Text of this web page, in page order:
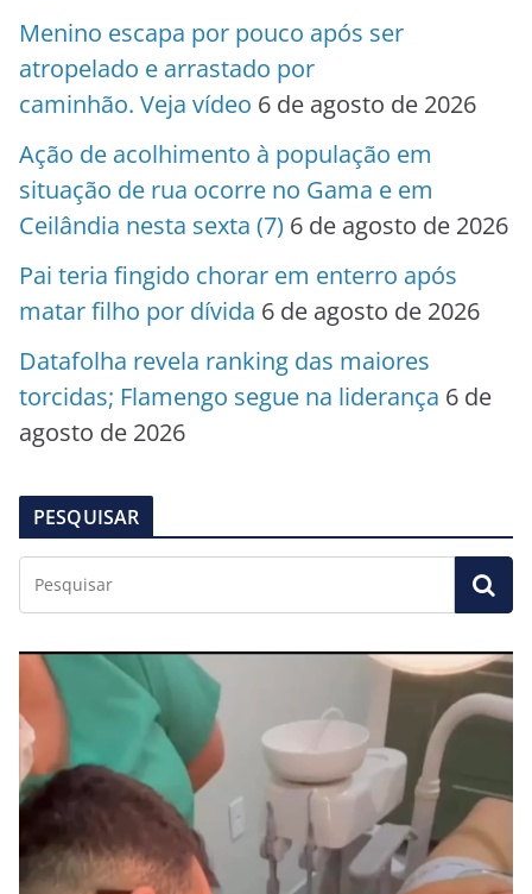
Menino escapa por pouco após ser
atropelado e arrastado por
caminhão. Veja vídeo 6 de agosto de 2026
Ação de acolhimento à população em
situação de rua ocorre no Gama e em
Ceilândia nesta sexta (7) 6 de agosto de 2026
Pai teria fingido chorar em enterro após
matar filho por dívida 6 de agosto de 2026
Datafolha revela ranking das maiores
torcidas; Flamengo segue na liderança 6 de
agosto de 2026
PESQUISAR